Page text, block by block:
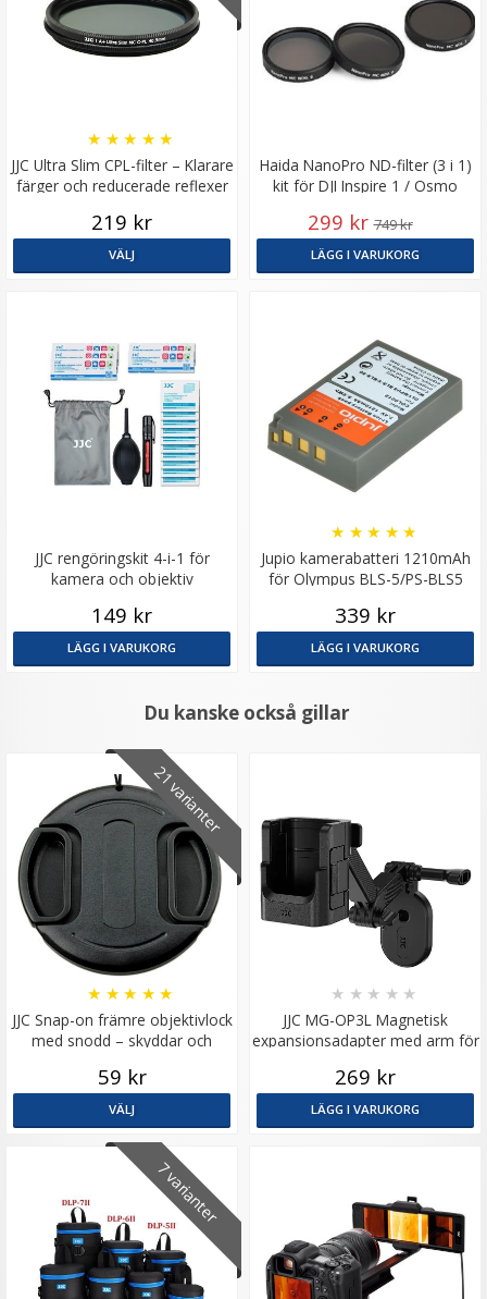
JJC Ultra Slim CPL-filter – Klarare
färger och reducerade reflexer
★ ★ ★ ★ ★
219 kr
VÄLJ
Haida NanoPro ND-filter (3 i 1)
kit för DJI Inspire 1 / Osmo
299 kr 749 kr
LÄGG I VARUKORG
JJC rengöringskit 4-i-1 för
kamera och objektiv
149 kr
LÄGG I VARUKORG
Jupio kamerabatteri 1210mAh
för Olympus BLS-5/PS-BLS5
★ ★ ★ ★ ★
339 kr
LÄGG I VARUKORG
Du kanske också gillar
21 varianter
JJC Snap-on främre objektivlock
med snodd – skyddar och
★ ★ ★ ★ ★
59 kr
VÄLJ
JJC MG-OP3L Magnetisk
expansionsadapter med arm för
★ ★ ★ ★ ★
269 kr
LÄGG I VARUKORG
7 varianter